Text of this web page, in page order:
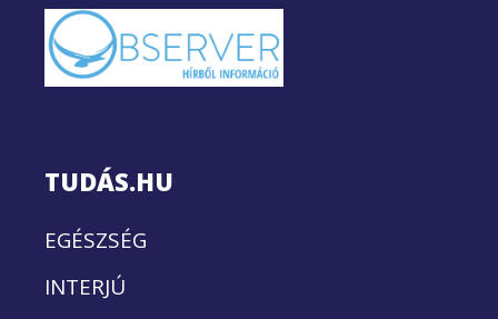
TUDÁS.HU
EGÉSZSÉG
INTERJÚ